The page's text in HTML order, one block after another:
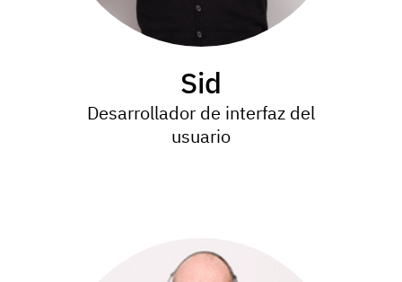
Sid
Desarrollador de interfaz del
usuario